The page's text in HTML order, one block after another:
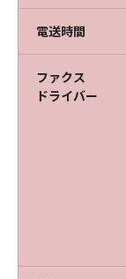
電送時間
ファクス
ドライバー